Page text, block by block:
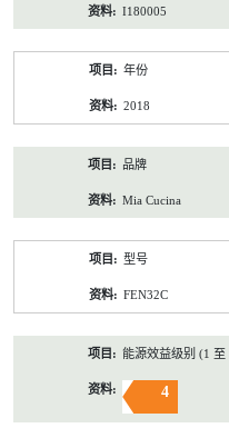
I180005
年份
2018
品牌
Mia Cucina
型号
FEN32C
能源效益级别 (1 至
4